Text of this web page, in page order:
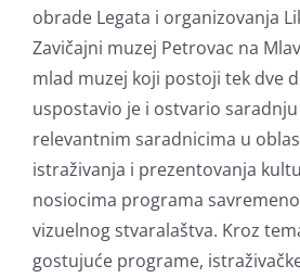
obrade Legata i organizovanja
Zavičajni muzej Petrovac na
mlad muzej koji postoji tek dve
uspostavio je i ostvario saradnju
relevantnim saradnicima u
istraživanja i prezentovanja
nosiocima programa
vizuelnog stvaralaštva. Kroz
gostujuće programe,